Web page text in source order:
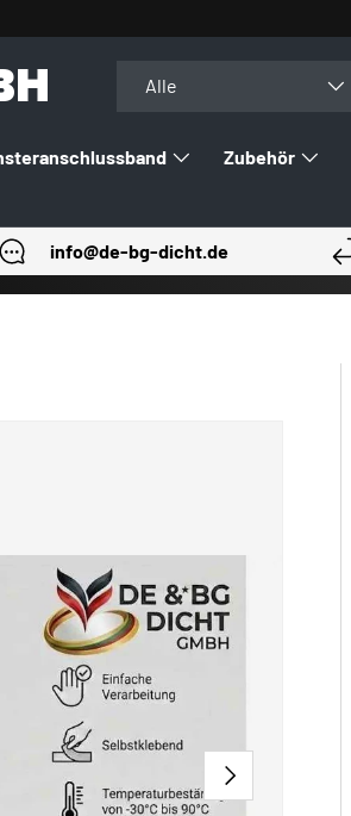
Alle
Zubehör
info@de-bg-dicht.de
NÄCHSTE